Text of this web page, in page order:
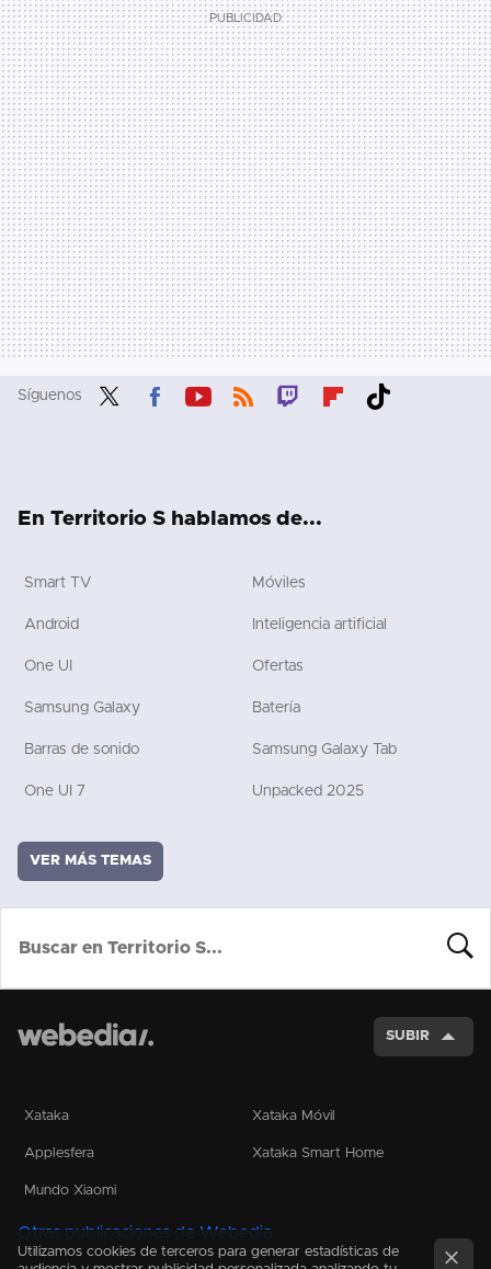
Síguenos
En Territorio S hablamos de...
Smart TV Móviles
Android Inteligencia artificial
One UI Ofertas
Samsung Galaxy Batería
Barras de sonido Samsung Galaxy Tab
One UI 7 Unpacked 2025
VER MÁS TEMAS
SUBIR
Xataka Xataka Móvil
Applesfera Xataka Smart Home
Mundo Xiaomi
Otras publicaciones de Webedia
Utilizamos cookies de terceros para generar estadísticas de